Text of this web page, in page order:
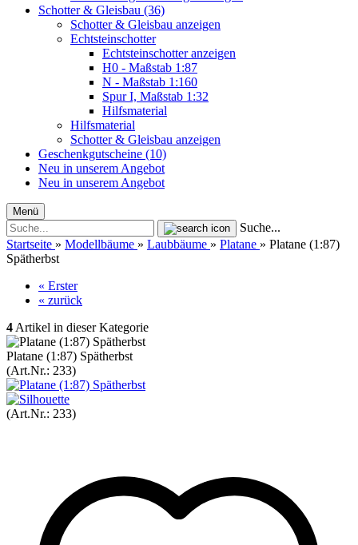
Schotter & Gleisbau (36)
Schotter & Gleisbau anzeigen
Echtsteinschotter
Echtsteinschotter anzeigen
H0 - Maßstab 1:87
N - Maßstab 1:160
Spur I, Maßstab 1:32
Hilfsmaterial
Hilfsmaterial
Schotter & Gleisbau anzeigen
Geschenkgutscheine (10)
Neu in unserem Angebot
Neu in unserem Angebot
Menü
Suche...
Startseite » Modellbäume » Laubbäume » Platane » Platane (1:87)
Spätherbst
« Erster
« zurück
4 Artikel in dieser Kategorie
Platane (1:87) Spätherbst
(Art.Nr.: 233)
(Art.Nr.: 233)